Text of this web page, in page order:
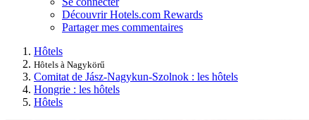
Découvrir Hotels.com Rewards
Partager mes commentaires
Hôtels
Hôtels à Nagykörű
Comitat de Jász-Nagykun-Szolnok : les hôtels
Hongrie : les hôtels
Hôtels